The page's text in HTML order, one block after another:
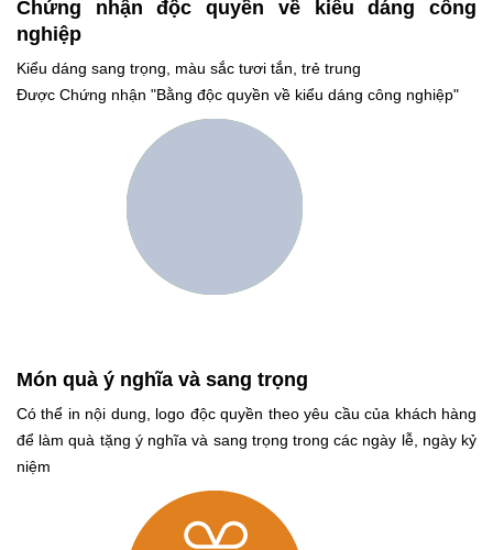
Chứng nhận độc quyền về kiểu dáng công
nghiệp
Kiểu dáng sang trọng, màu sắc tươi tắn, trẻ trung
Được Chứng nhận "Bằng độc quyền về kiểu dáng công nghiệp"
Món quà ý nghĩa và sang trọng
Có thể in nội dung, logo độc quyền theo yêu cầu của khách hàng
để làm quà tặng ý nghĩa và sang trọng trong các ngày lễ, ngày kỷ
niệm